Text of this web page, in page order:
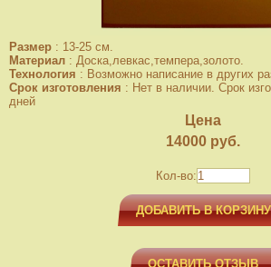
Размер : 13-25 см.
Материал : Доска,левкас,темпера,золото.
Технология : Возможно написание в других
Срок изготовления : Нет в наличии. Срок
дней
Цена
14000 руб.
Кол-во:
ДОБАВИТЬ В КОРЗИНУ
ОСТАВИТЬ ОТЗЫВ